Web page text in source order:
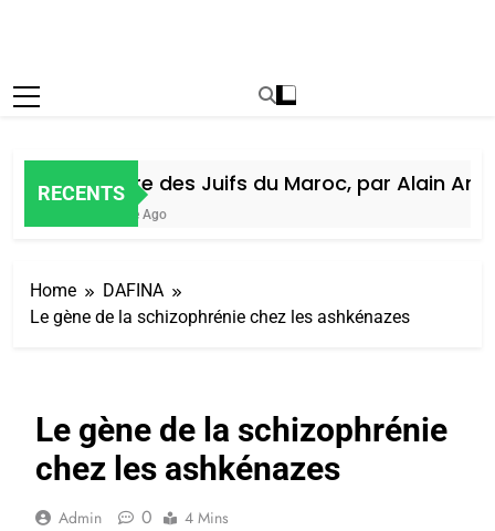
RECENTS
Histoire des Juifs du Maroc, par Alain Amiel
1 Semaine Ago
Home
DAFINA
Le gène de la schizophrénie chez les ashkénazes
Le gène de la schizophrénie
chez les ashkénazes
Admin 0 4 Mins